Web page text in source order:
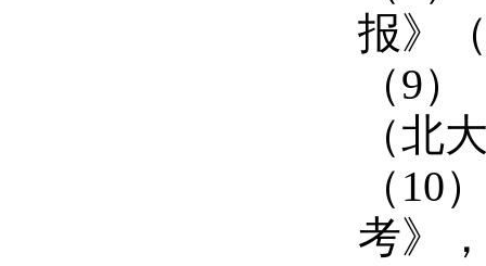
报》
（9
（北
（10
考》